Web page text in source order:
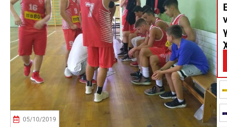
05/10/2019